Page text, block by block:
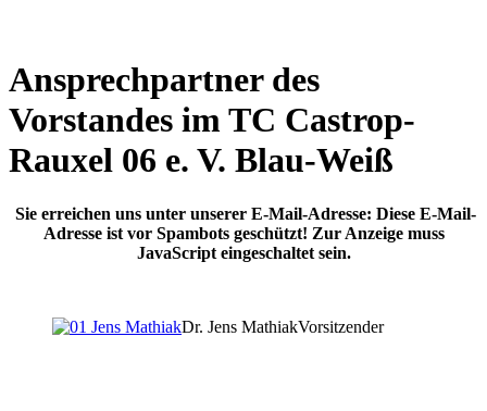
Ansprechpartner des
Vorstandes im TC Castrop-
Rauxel 06 e. V. Blau-Weiß
Sie erreichen uns unter unserer E-Mail-Adresse: Diese E-Mail-
Adresse ist vor Spambots geschützt! Zur Anzeige muss
JavaScript eingeschaltet sein.
Dr. Jens MathiakVorsitzender